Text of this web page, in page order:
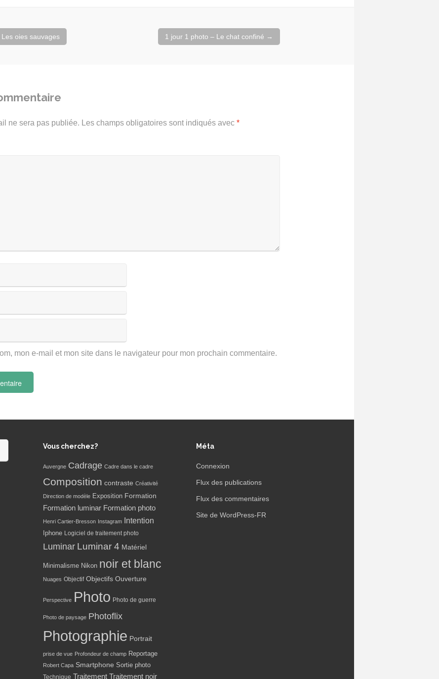
oies sauvages 1 jour 1 photo – Le chat confiné →
ne sera pas publiée. Les champs obligatoires sont indiqués avec *
mon e-mail et mon site dans le navigateur pour mon prochain commentaire.
Vous cherchez?
Auvergne Cadrage Cadre dans le cadre
Composition contraste Créativité
Direction de modèle Exposition Formation
Formation luminar Formation photo
Henri Cartier-Bresson Instagram Intention
Iphone Logiciel de traitement photo
Luminar Luminar 4 Matériel
Minimalisme Nikon noir et blanc
Nuages Objectif Objectifs Ouverture
Perspective Photo Photo de guerre
Photo de paysage Photoflix
Photographie Portrait
prise de vue Profondeur de champ Reportage
Robert Capa Smartphone Sortie photo
Technique Traitement Traitement noir
Méta
Connexion
Flux des publications
Flux des commentaires
Site de WordPress-FR